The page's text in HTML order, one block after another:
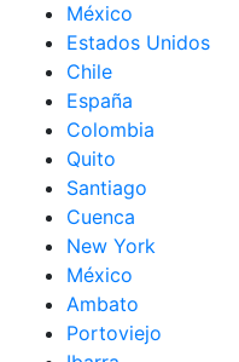
México
Estados Unidos
Chile
España
Colombia
Quito
Santiago
Cuenca
New York
México
Ambato
Portoviejo